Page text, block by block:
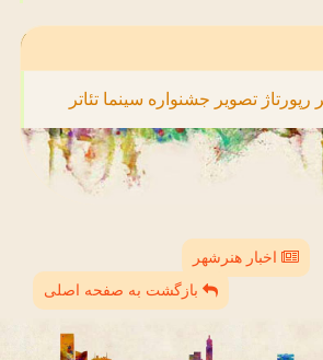
رپورتاژ تصویر جشنواره سینما تئاتر
اخبار هنرشهر
بازگشت به صفحه اصلی